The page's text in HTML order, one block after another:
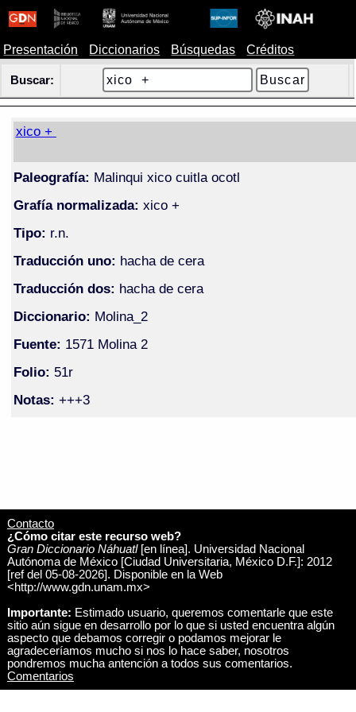
Presentación Diccionarios Búsquedas Créditos
Buscar:
xico +
Paleografía: Malinqui xico cuitla ocotl
Grafía normalizada: xico +
Tipo: r.n.
Traducción uno: hacha de cera
Traducción dos: hacha de cera
Diccionario: Molina_2
Fuente: 1571 Molina 2
Folio: 51r
Notas: +++3
Contacto
¿Cómo citar este recurso web?
Gran Diccionario Náhuatl[en línea]. Universidad Nacional
Autónoma de México [Ciudad Universitaria, México D.F.]: 2012
[ref del 05-08-2026]. Disponible en la Web
<http://www.gdn.unam.mx>
Importante: Estimado usuario, queremos comentarle que este
sitio aún sigue en desarrollo por lo que si usted encuentra algún
aspecto que debamos corregir o podamos mejorar le
agradeceríamos mucho si nos lo hace saber, nosotros
pondremos mucha antención a todos sus comentarios.
Comentarios